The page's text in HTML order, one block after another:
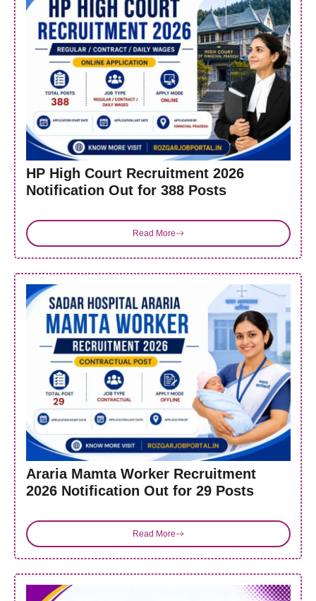
HP High Court Recruitment 2026
Notification Out for 388 Posts
Read More
Araria Mamta Worker Recruitment
2026 Notification Out for 29 Posts
Read More